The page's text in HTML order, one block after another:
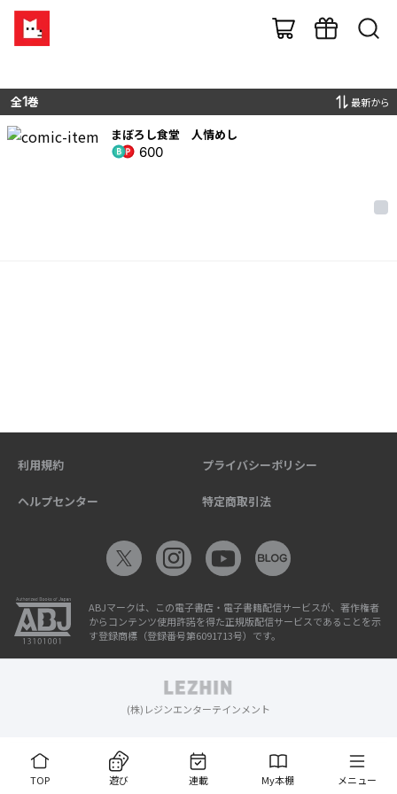
全1巻 最新から
まぼろし食堂 人情めし
600
TOP 遊び 連載 My本棚 メニュー
利用規約 プライバシーポリシー
ヘルプセンター 特定商取引法
ABJマークは、この電子書店・電子書籍配信サービスが、著作権者
からコンテンツ使用許諾を得た正規版配信サービスであることを示
す登録商標（登録番号第6091713号）です。
(株)レジンエンターテインメント